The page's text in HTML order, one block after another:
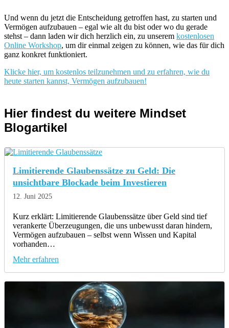
Und wenn du jetzt die Entscheidung getroffen hast, zu starten und
Vermögen aufzubauen – egal wie alt du bist oder wo du gerade
stehst – dann laden wir dich herzlich ein, zu unserem kostenlosen
Online Workshop, um dir einmal zeigen zu können, wie das für dich
ganz konkret funktioniert.
Klicke hier, um kostenlos teilzunehmen und zu erfahren, wie du
heute starten kannst, Vermögen aufzubauen!
Hier findest du weitere Mindset
Blogartikel
Limitierende Glaubenssätze zu Geld: Die
unsichtbare Blockade beim Investieren
12. Juni 2025
Kurz erklärt: Limitierende Glaubenssätze über Geld sind tief
verankerte Überzeugungen, die uns unbewusst daran hindern,
Vermögen aufzubauen – selbst wenn Wissen und Kapital
vorhanden…
Mehr erfahren